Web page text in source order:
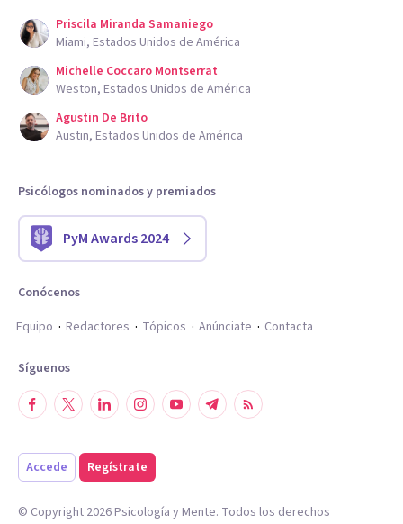
Priscila Miranda Samaniego
Miami, Estados Unidos de América
Michelle Coccaro Montserrat
Weston, Estados Unidos de América
Agustin De Brito
Austin, Estados Unidos de América
Psicólogos nominados y premiados
PyM Awards 2024
Conócenos
Equipo
Redactores Tópicos Anúnciate Contacta
Síguenos
Accede Regístrate
© Copyright 2026Psicología y Mente. Todos los derechos